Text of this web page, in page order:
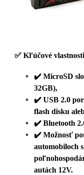
✅ Kľúčové
✔️ MicroSD
32GB),
✔️ USB 2.0
flash disku
✔️ Bluetooth
✔️ Možnosť
automobiloch
autách 12V.